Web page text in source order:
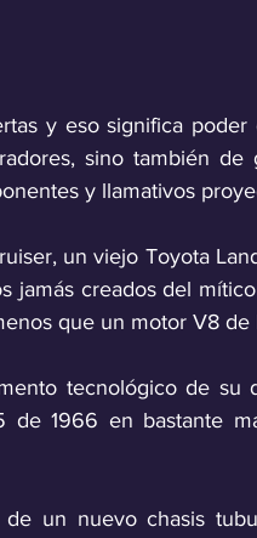
y eso significa
sino también
y llamativos
un viejo Toyota
jamás creados del
que un motor V8 de
tecnológico de su
de 1966 en bastante
un nuevo chasis